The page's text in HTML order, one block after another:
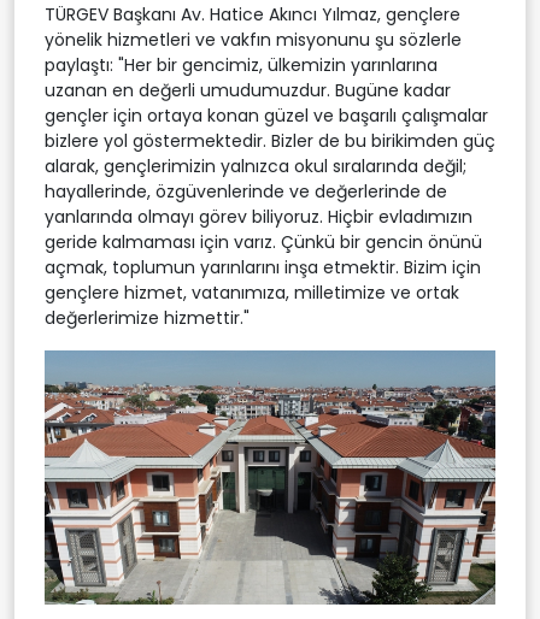
TÜRGEV Başkanı Av. Hatice Akıncı Yılmaz, gençlere
yönelik hizmetleri ve vakfın misyonunu şu sözlerle
paylaştı: "Her bir gencimiz, ülkemizin yarınlarına
uzanan en değerli umudumuzdur. Bugüne kadar
gençler için ortaya konan güzel ve başarılı çalışmalar
bizlere yol göstermektedir. Bizler de bu birikimden güç
alarak, gençlerimizin yalnızca okul sıralarında değil;
hayallerinde, özgüvenlerinde ve değerlerinde de
yanlarında olmayı görev biliyoruz. Hiçbir evladımızın
geride kalmaması için varız. Çünkü bir gencin önünü
açmak, toplumun yarınlarını inşa etmektir. Bizim için
gençlere hizmet, vatanımıza, milletimize ve ortak
değerlerimize hizmettir."